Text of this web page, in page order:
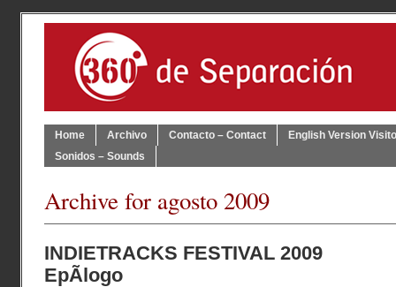
Home Archivo Contacto – Contact
English Version
Sonidos – Sounds
Archive for agosto 2009
INDIETRACKS FESTIVAL 2009
EpÃ­logo